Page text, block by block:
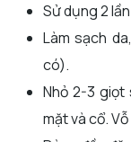
Sử dụng 2
Làm sạch
có).
Nhỏ 2-3 giọt
mặt và cổ.